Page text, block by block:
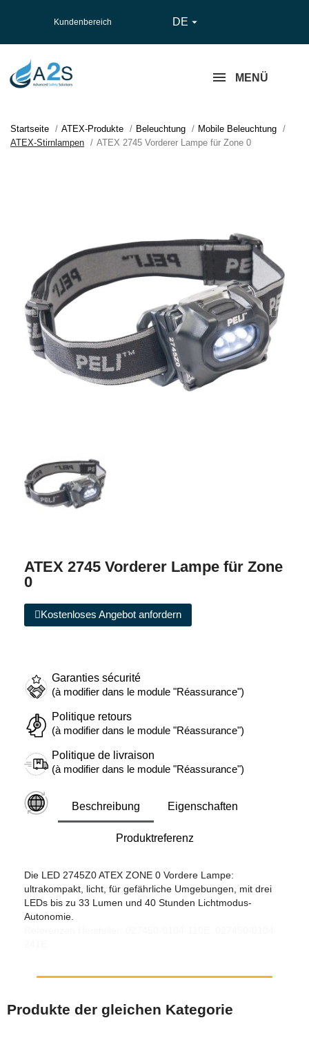
Kundenbereich DE 
MENÜ
Startseite ATEX-Produkte Beleuchtung
Mobile Beleuchtung
ATEX-Stirnlampen
ATEX 2745 Vorderer Lampe für Zone 0
ATEX 2745 Vorderer Lampe für Zone
0
Kostenloses Angebot anfordern
Garanties sécurité
(à modifier dans le module "Réassurance")
Politique retours
(à modifier dans le module "Réassurance")
Politique de livraison
(à modifier dans le module "Réassurance")
Beschreibung Eigenschaften
Produktreferenz
Die LED 2745Z0 ATEX ZONE 0 Vordere Lampe:
ultrakompakt, licht, für gefährliche Umgebungen, mit drei
LEDs bis zu 33 Lumen und 40 Stunden Lichtmodus-
Autonomie.
Produkte der gleichen Kategorie